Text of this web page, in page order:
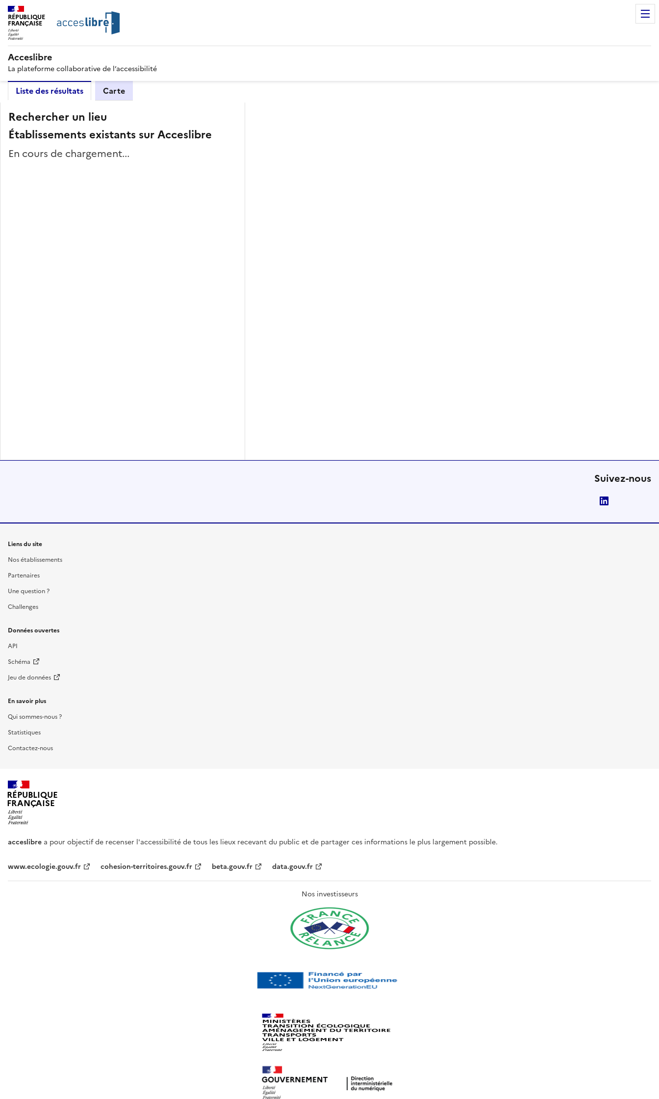
RÉPUBLIQUE
FRANÇAISE
Acceslibre
La plateforme collaborative de l’accessibilité
Liste des résultats Carte
Rechercher un lieu
Établissements existants sur Acceslibre
En cours de chargement...
Suivez-nous
Liens du site
Nos établissements
Partenaires
Une question ?
Challenges
Données ouvertes
API
Schéma
Jeu de données
En savoir plus
Qui sommes-nous ?
Statistiques
Contactez-nous
RÉPUBLIQUE
FRANÇAISE
acceslibre a pour objectif de recenser l'accessibilité de tous les lieux recevant du public et de partager ces informations le plus largement possible.
www.ecologie.gouv.fr cohesion-territoires.gouv.fr beta.gouv.fr data.gouv.fr
Nos investisseurs